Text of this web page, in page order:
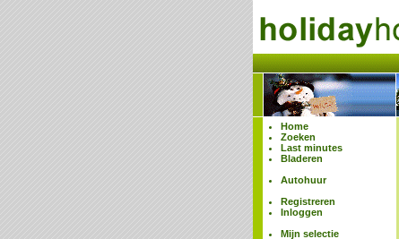
Home
Zoeken
Last minutes
Bladeren
Autohuur
Registreren
Inloggen
Mijn selectie